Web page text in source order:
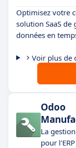
Optimisez votre
solution SaaS de
données en
Voir plus de
Odoo
La
pour